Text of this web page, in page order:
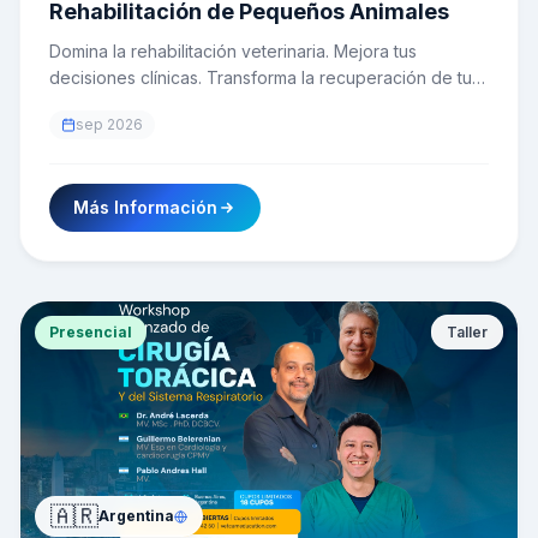
Rehabilitación de Pequeños Animales
Domina la rehabilitación veterinaria. Mejora tus
decisiones clínicas. Transforma la recuperación de tus
sep 2026
Más Información
Presencial Taller
🇦🇷Argentina